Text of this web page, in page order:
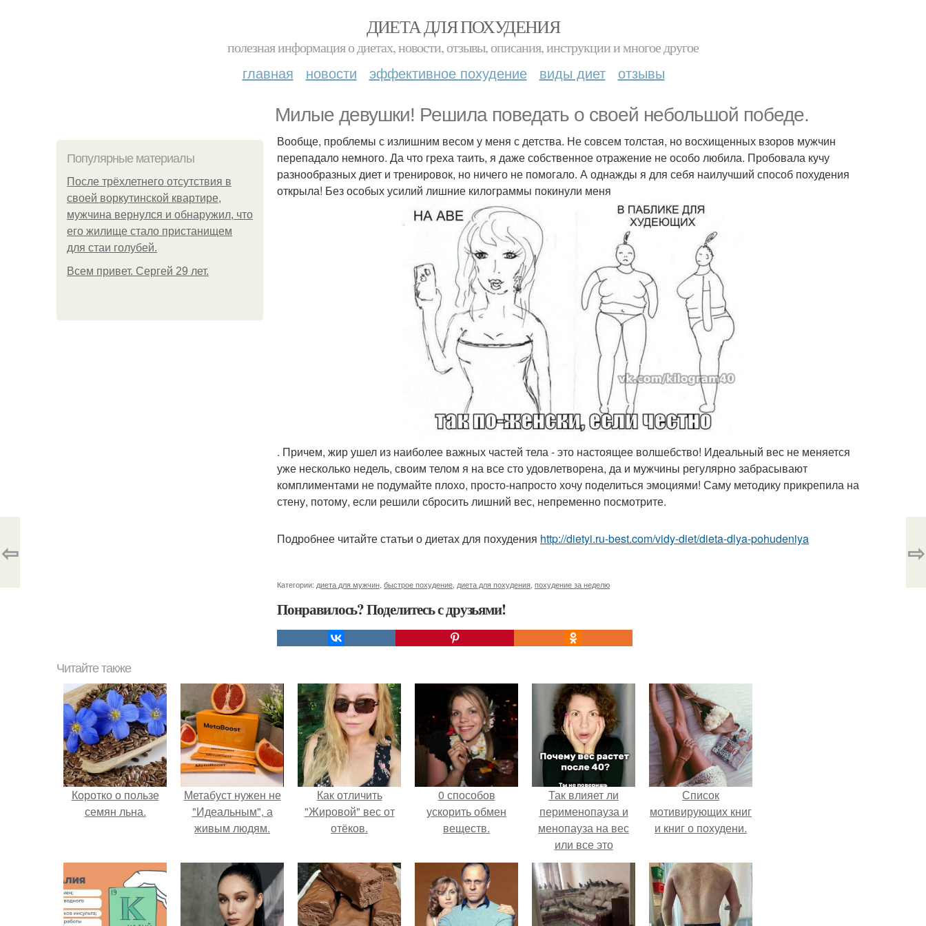
ДИЕТА ДЛЯ ПОХУДЕНИЯ
полезная информация о диетах, новости, отзывы, описания, инструкции и многое другое
главная новости эффективное похудение виды диет отзывы
Милые девушки! Решила поведать о своей небольшой победе.
Популярные материалы
После трёхлетнего отсутствия в
своей воркутинской квартире,
мужчина вернулся и обнаружил, что
его жилище стало пристанищем
для стаи голубей.
Всем привет. Сергей 29 лет.
Вообще, проблемы с излишним весом у меня с детства. Не совсем толстая, но восхищенных взоров мужчин
перепадало немного. Да что греха таить, я даже собственное отражение не особо любила. Пробовала кучу
разнообразных диет и тренировок, но ничего не помогало. А однажды я для себя наилучший способ похудения
открыла! Без особых усилий лишние килограммы покинули меня
. Причем, жир ушел из наиболее важных частей тела - это настоящее волшебство! Идеальный вес не меняется
уже несколько недель, своим телом я на все сто удовлетворена, да и мужчины регулярно забрасывают
комплиментами не подумайте плохо, просто-напросто хочу поделиться эмоциями! Саму методику прикрепила на
стену, потому, если решили сбросить лишний вес, непременно посмотрите.
Подробнее читайте статьи о диетах для похудения http://dietyi.ru-best.com/vidy-diet/dieta-dlya-pohudeniya
Категории: диета для мужчин быстрое похудение диета для похудения похудение за неделю
Понравилось? Поделитесь с друзьями!
⇦ ⇨
Читайте также
Коротко о пользе
семян льна.
Метабуст нужен не
"Идеальным", а
живым людям.
Как отличить
"Жировой" вес от
отёков.
0 способов
ускорить обмен
веществ.
Так влияет ли
перименопауза и
менопауза на вес
или все это
ерунда?
Список
мотивирующих книг
и книг о похудени.